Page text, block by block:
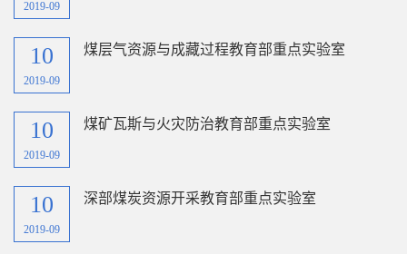
2019-09
10
2019-09
煤层气资源与成藏过程教育部重点实验室
10
2019-09
煤矿瓦斯与火灾防治教育部重点实验室
10
2019-09
深部煤炭资源开采教育部重点实验室